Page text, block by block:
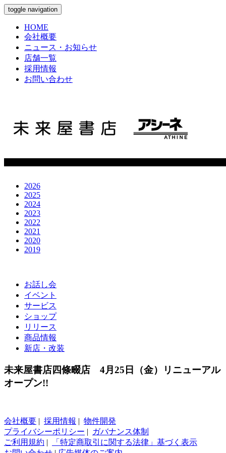
toggle navigation
HOME
会社概要
ニュース・お知らせ
店舗一覧
採用情報
お問い合わせ
2026
2025
2024
2023
2022
2021
2020
2019
お話し会
イベント
サービス
ショップ
リリース
商品情報
新店・改装
未来屋書店四條畷店 4月25日（金）リニューアル
オープン!!
会社概要 | 採用情報 | 物件開発
プライバシーポリシー |
ガバナンス体制
ご利用規約 |
「特定商取引に関する法律」基づく表示